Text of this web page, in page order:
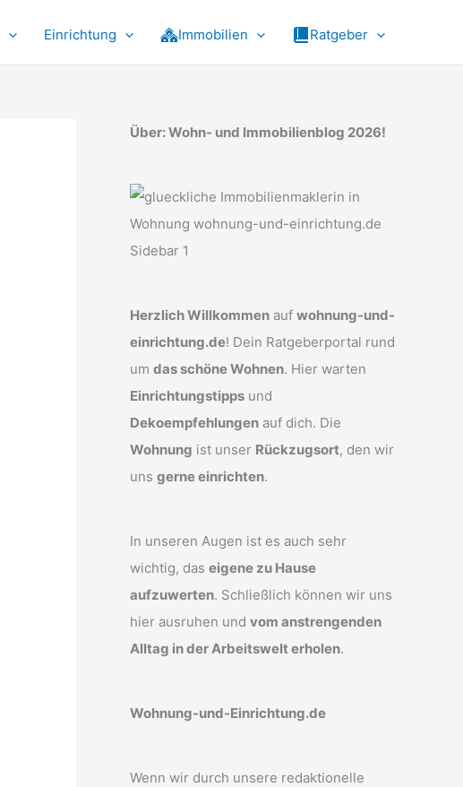
Einrichtung Immobilien Ratgeber
Über: Wohn- und Immobilienblog 2026!
Herzlich Willkommen auf wohnung-und-
einrichtung.de! Dein Ratgeberportal rund
um das schöne Wohnen. Hier warten
Einrichtungstipps und
Dekoempfehlungen auf dich. Die
Wohnung ist unser Rückzugsort, den wir
uns gerne einrichten.
In unseren Augen ist es auch sehr
wichtig, das eigene zu Hause
aufzuwerten. Schließlich können wir uns
hier ausruhen und vom anstrengenden
Alltag in der Arbeitswelt erholen.
Wohnung-und-Einrichtung.de
Wenn wir durch unsere redaktionelle